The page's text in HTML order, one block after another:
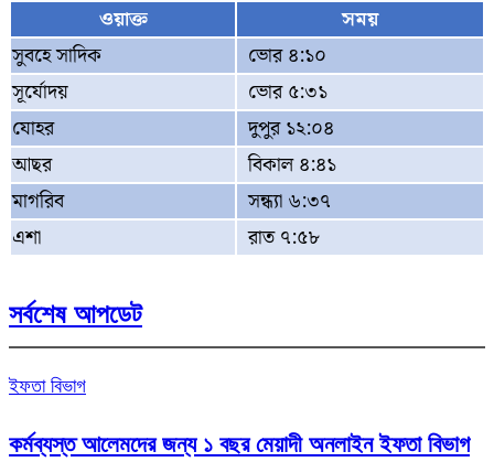
ওয়াক্ত
সময়
সুবহে সাদিক
ভোর ৪:১০
সূর্যোদয়
ভোর ৫:৩১
যোহর
দুপুর ১২:০৪
আছর
বিকাল ৪:৪১
মাগরিব
সন্ধ্যা ৬:৩৭
এশা
রাত ৭:৫৮
সর্বশেষ আপডেট
ইফতা বিভাগ
কর্মব্যস্ত আলেমদের জন্য ১ বছর মেয়াদী অনলাইন ইফতা বিভাগ